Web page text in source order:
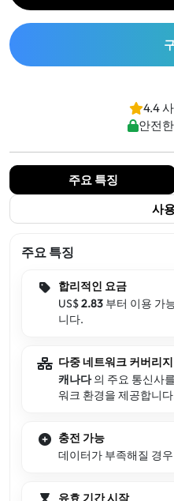
4.4
안전
주요 특징
사
주요 특징
합리적인 요금
US$2.83 부터 이용 가
니다.
다중 네트워크 커버리지
캐나다의 주요 통신사
워크 환경을 제공합니
충전 가능
데이터가 부족해질 경
유효 기간 시작